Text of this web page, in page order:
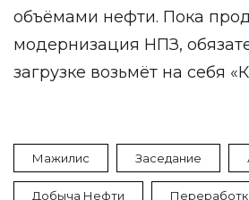
объёмами нефти. Пока
модернизация НПЗ,
загрузке возьмёт на себя
Мажилис Заседание
Добыча Нефти